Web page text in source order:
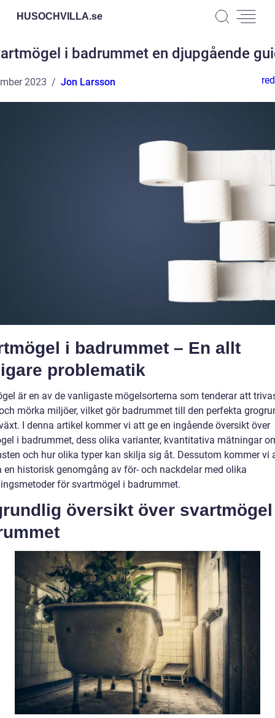
HUSOCHVILLA.se
i badrummet en djupgående
2023 Jon Larsson
i badrummet – En allt
problematik
är en av de vanligaste mögelsorterna som tenderar att
mörka miljöer, vilket gör badrummet till den perfekta
I denna artikel kommer vi att ge en ingående översikt över
i badrummet, dess olika varianter, kvantitativa mätningar
och hur olika typer kan skilja sig åt. Dessutom kommer vi
en historisk genomgång av för- och nackdelar med olika
för svartmögel i badrummet.
översikt över